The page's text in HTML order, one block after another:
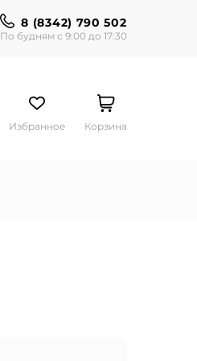
8 (8342) 790 502
По будням с 9:00 до 17:30
Избранное Корзина